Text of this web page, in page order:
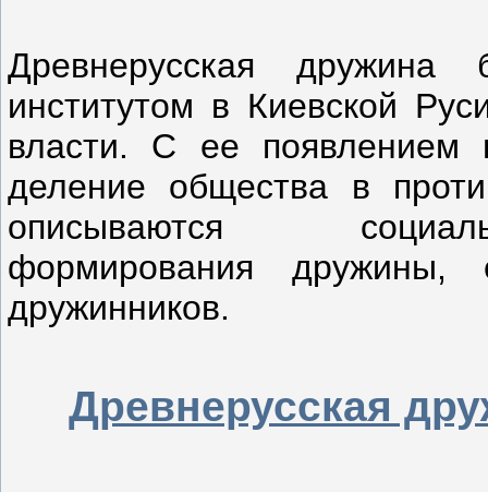
Древнерусская дружина
институтом в Киевской
власти. С ее появлением
деление общества в
описываются
формирования
дружинников.
Древнерусская